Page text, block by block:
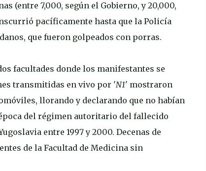
(entre 7,000, según el Gobierno, y 20,000,
pacíficamente hasta que la Policía
que fueron golpeados con porras.
facultades donde los manifestantes se
transmitidas en vivo por 'N1' mostraron
llorando y declarando que no habían
del régimen autoritario del fallecido
entre 1997 y 2000. Decenas de
de la Facultad de Medicina sin